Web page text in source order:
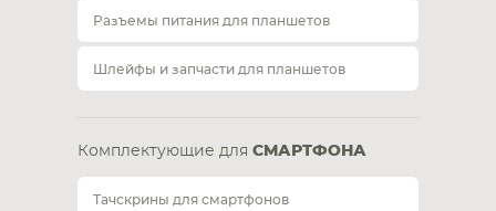
Разъемы питания для планшетов
Шлейфы и запчасти для планшетов
Комплектующие для СМАРТФОНА
Тачскрины для смартфонов